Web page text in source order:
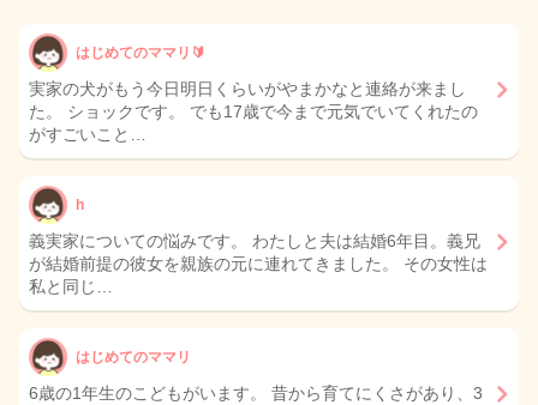
はじめてのママリ🔰
実家の犬がもう今日明日くらいがやまかなと連絡が来まし
た。 ショックです。 でも17歳で今まで元気でいてくれたの
がすごいこと…
h
義実家についての悩みです。 わたしと夫は結婚6年目。義兄
が結婚前提の彼女を親族の元に連れてきました。 その女性は
私と同じ…
はじめてのママリ
6歳の1年生のこどもがいます。 昔から育てにくさがあり、3